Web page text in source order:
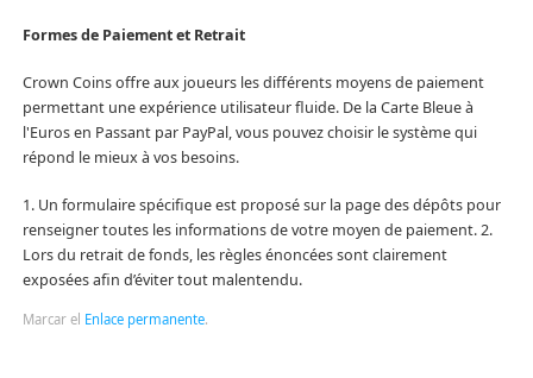
Formes de Paiement et Retrait
Crown Coins offre aux joueurs les différents moyens de paiement
permettant une expérience utilisateur fluide. De la Carte Bleue à
l'Euros en Passant par PayPal, vous pouvez choisir le système qui
répond le mieux à vos besoins.
1. Un formulaire spécifique est proposé sur la page des dépôts pour
renseigner toutes les informations de votre moyen de paiement. 2.
Lors du retrait de fonds, les règles énoncées sont clairement
exposées afin d’éviter tout malentendu.
Marcar el Enlace permanente.